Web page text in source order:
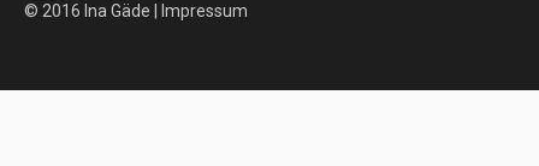
© 2016 Ina Gäde | Impressum